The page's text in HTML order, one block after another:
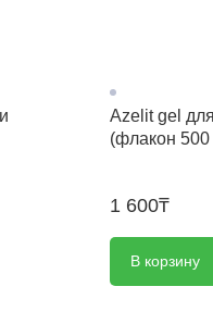
Azelit gel
(флакон
1 600₸
В корзину